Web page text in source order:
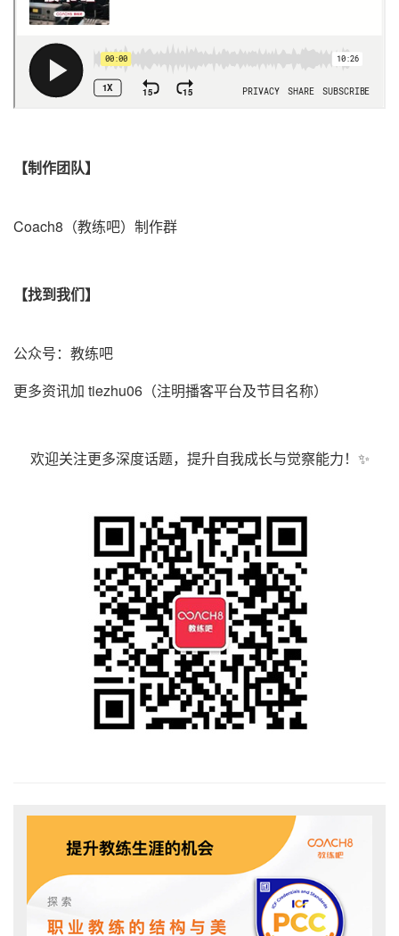
【制作团队】
Coach8（教练吧）制作群 ️
【找到我们】
公众号：教练吧
更多资讯加 tiezhu06（注明播客平台及节目名称）
欢迎关注更多深度话题，提升自我成长与觉察能力！✨